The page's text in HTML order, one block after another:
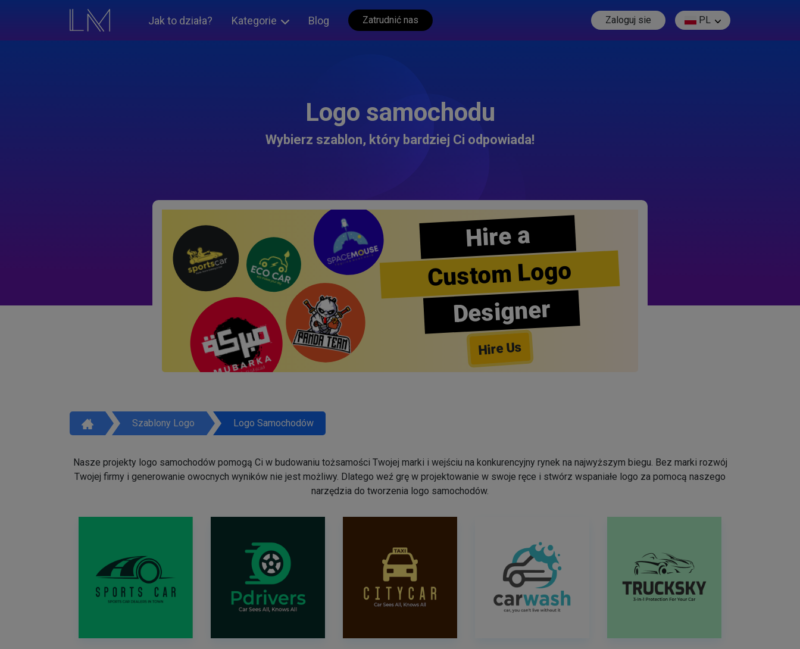
Jak to działa? Kategorie Blog Zatrudnić nas Zaloguj sie PL
Logo samochodu
Wybierz szablon, który bardziej Ci odpowiada!
Hire a
Custom Logo
Designer
Hire Us
Szablony Logo Logo Samochodów
Nasze projekty logo samochodów pomogą Ci w budowaniu tożsamości Twojej marki i wejściu na konkurencyjny rynek na najwyższym biegu. Bez marki rozwój
Twojej firmy i generowanie owocnych wyników nie jest możliwy. Dlatego weź grę w projektowanie w swoje ręce i stwórz wspaniałe logo za pomocą naszego
narzędzia do tworzenia logo samochodów.